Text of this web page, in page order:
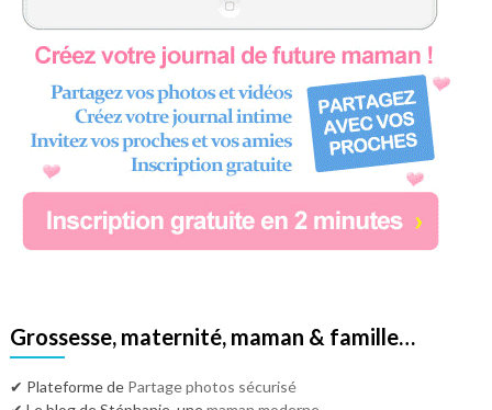
Grossesse, maternité, maman & famille…
✔ Plateforme de Partage photos sécurisé